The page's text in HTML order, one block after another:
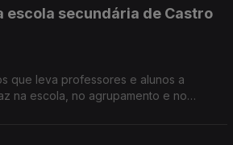
escola secundária de Castro
que leva professores e alunos a
na escola, no agrupamento e no